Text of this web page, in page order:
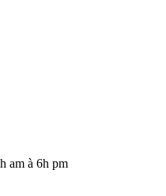
am à 6h pm